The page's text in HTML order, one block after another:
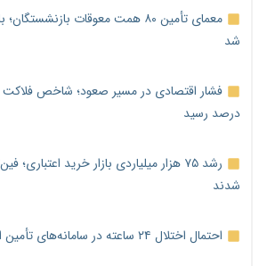
معمای تأمین ۸۰ همت معوقات
شد
درصد رسید
رشد ۷۵ هزار میلیاردی بازار خرید
شدند
احتمال اختلال ۲۴ ساعته در سامانه‌های تأمین اجتماعی